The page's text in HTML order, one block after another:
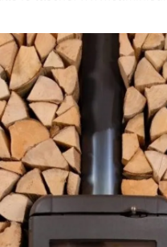
Neonati
Lettini
Materassi
Lattice
Foam
Reti Letto
Cuscini
materassi